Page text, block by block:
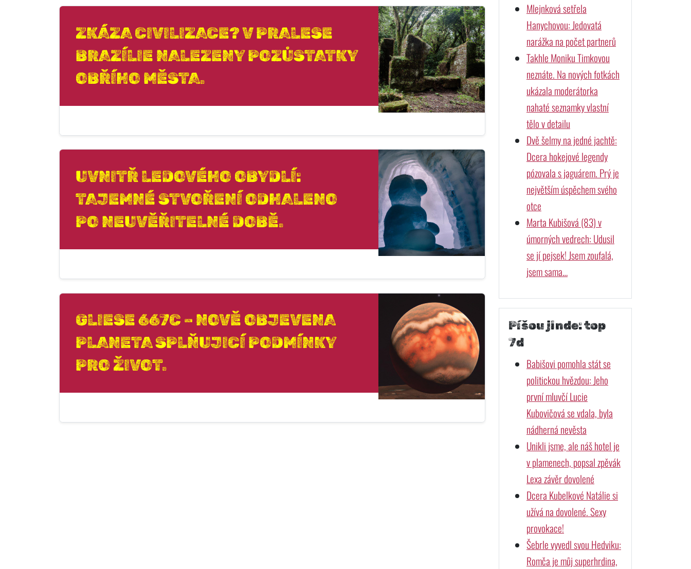
ZKÁZA CIVILIZACE? V PRALESE
BRAZÍLIE NALEZENY POZŮSTATKY
OBŘÍHO MĚSTA.
UVNITŘ LEDOVÉHO OBYDLÍ:
TAJEMNÉ STVOŘENÍ ODHALENO
PO NEUVĚŘITELNÉ DOBĚ.
GLIESE 667C – NOVĚ OBJEVENA
PLANETA SPLŇUJICÍ PODMÍNKY
PRO ŽIVOT.
Mlejnková setřela
Hanychovou: Jedovatá
narážka na počet partnerů
Takhle Moniku Timkovou
neznáte. Na nových fotkách
ukázala moderátorka
nahaté seznamky vlastní
tělo v detailu
Dvě šelmy na jedné jachtě:
Dcera hokejové legendy
pózovala s jaguárem. Prý je
největším úspěchem svého
otce
Marta Kubišová (83) v
úmorných vedrech: Udusil
se jí pejsek! Jsem zoufalá,
jsem sama…
Píšou jinde: top
7d
Babišovi pomohla stát se
politickou hvězdou: Jeho
první mluvčí Lucie
Kubovičová se vdala, byla
nádherná nevěsta
Unikli jsme, ale náš hotel je
v plamenech, popsal zpěvák
Lexa závěr dovolené
Dcera Kubelkové Natálie si
užívá na dovolené. Sexy
provokace!
Šebrle vyvedl svou Hedviku:
Romča je můj superhrdina,